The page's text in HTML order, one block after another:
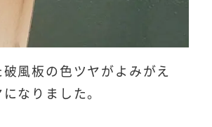
風板の色ツヤがよみがえ
なりました。